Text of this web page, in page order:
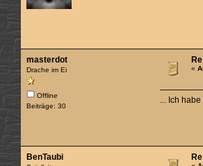
masterdot
Drache im Ei
Offline
Beiträge: 30
«
... Ich
BenTaubi